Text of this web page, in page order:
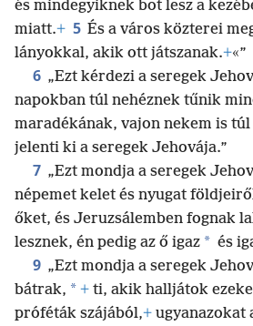
és mindegyiknek bot lesz a
miatt.+ 5 És a város közterei
lányokkal, akik ott játszanak.+«”
6 „Ezt kérdezi a seregek
napokban túl nehéznek tűnik
maradékának, vajon nekem is túl
jelenti ki a seregek Jehovája.”
7 „Ezt mondja a seregek
népemet kelet és nyugat
őket, és Jeruzsálemben fognak
lesznek, én pedig az ő igaz * és
9 „Ezt mondja a seregek
bátrak, * + ti, akik halljátok
próféták szájából,+ ugyanazokat